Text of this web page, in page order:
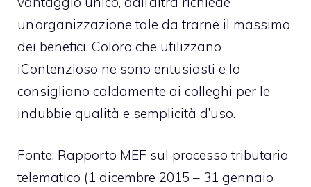
un’organizzazione tale da trarne il massimo
dei benefici. Coloro che utilizzano
iContenzioso ne sono entusiasti e lo
consigliano caldamente ai colleghi per le
indubbie qualità e semplicità d’uso.
Fonte: Rapporto MEF sul processo tributario
telematico (1 dicembre 2015 – 31 gennaio